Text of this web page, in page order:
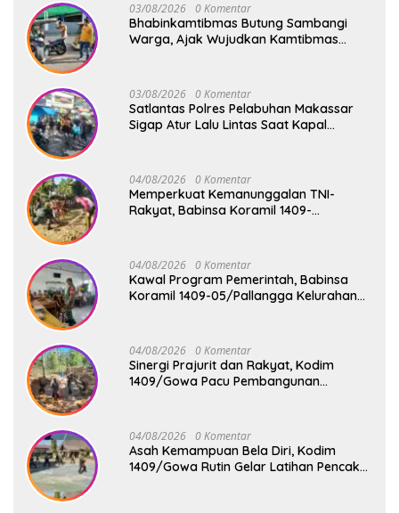
03/08/2026 0 Komentar
Bhabinkamtibmas Butung Sambangi
Warga, Ajak Wujudkan Kamtibmas
03/08/2026 0 Komentar
Satlantas Polres Pelabuhan Makassar
Sigap Atur Lalu Lintas Saat Kapal
04/08/2026 0 Komentar
Memperkuat Kemanunggalan TNI-
Rakyat, Babinsa Koramil 1409-
04/08/2026 0 Komentar
Kawal Program Pemerintah, Babinsa
Koramil 1409-05/Pallangga Kelurahan
04/08/2026 0 Komentar
Sinergi Prajurit dan Rakyat, Kodim
1409/Gowa Pacu Pembangunan
04/08/2026 0 Komentar
Asah Kemampuan Bela Diri, Kodim
1409/Gowa Rutin Gelar Latihan Pencak